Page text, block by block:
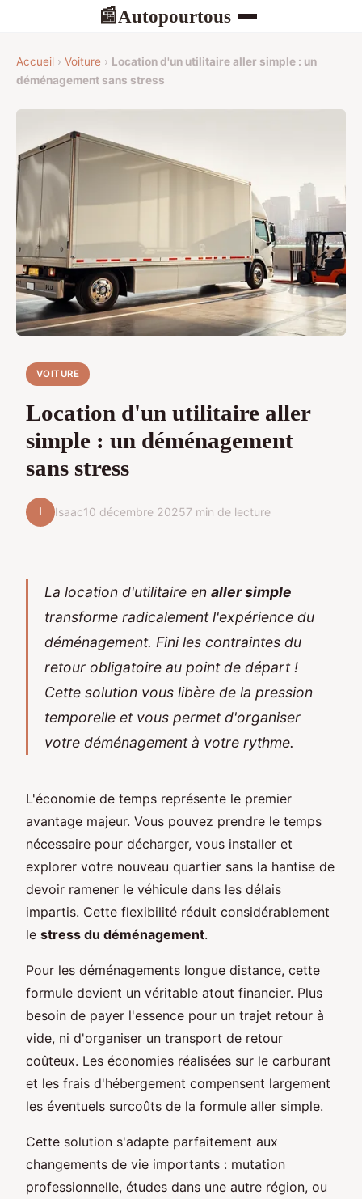
📰Autopourtous
Accueil › Voiture › Location d'un utilitaire aller simple : un
déménagement sans stress
VOITURE
Location d'un utilitaire aller
simple : un déménagement
sans stress
I Isaac10 décembre 20257 min de lecture
La location d'utilitaire en aller simple
transforme radicalement l'expérience du
déménagement. Fini les contraintes du
retour obligatoire au point de départ !
Cette solution vous libère de la pression
temporelle et vous permet d'organiser
votre déménagement à votre rythme.
L'économie de temps représente le premier
avantage majeur. Vous pouvez prendre le temps
nécessaire pour décharger, vous installer et
explorer votre nouveau quartier sans la hantise de
devoir ramener le véhicule dans les délais
impartis. Cette flexibilité réduit considérablement
le stress du déménagement.
Pour les déménagements longue distance, cette
formule devient un véritable atout financier. Plus
besoin de payer l'essence pour un trajet retour à
vide, ni d'organiser un transport de retour
coûteux. Les économies réalisées sur le carburant
et les frais d'hébergement compensent largement
les éventuels surcoûts de la formule aller simple.
Cette solution s'adapte parfaitement aux
changements de vie importants : mutation
professionnelle, études dans une autre région, ou